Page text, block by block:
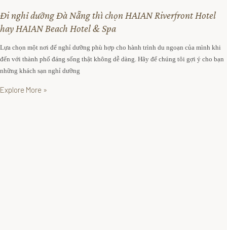
n
g
S
ự
k
i
i
ệ
n
Ư
u
đ
Đi nghỉ dưỡng Đà Nẵng thì chọn HAIAN Riverfront Hotel
hay HAIAN Beach Hotel & Spa
Lựa chọn một nơi để nghỉ dưỡng phù hợp cho hành trình du ngoạn của mình khi
đến với thành phố đáng sống thật không dễ dàng. Hãy để chúng tôi gợi ý cho bạn
những khách sạn nghỉ dưỡng
Explore More »